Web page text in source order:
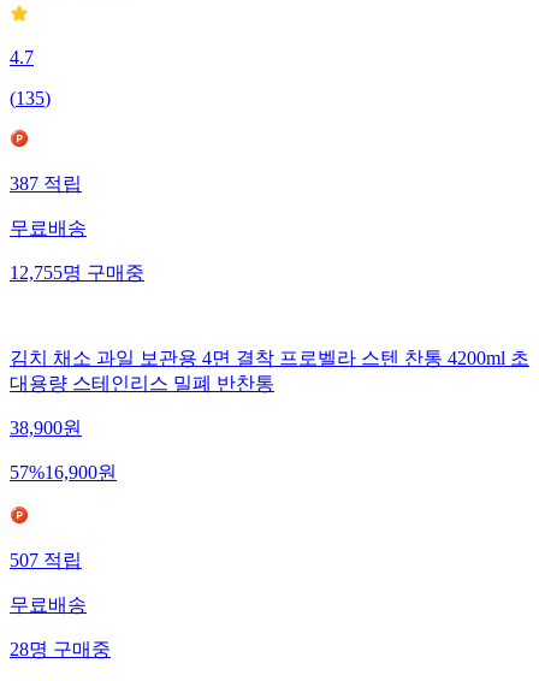
4.7
(135)
387 적립
무료배송
12,755명 구매중
김치 채소 과일 보관용 4면 결착 프로벨라 스텐 찬통 4200ml 초
대용량 스테인리스 밀폐 반찬통
38,900원
57%16,900원
507 적립
무료배송
28명 구매중